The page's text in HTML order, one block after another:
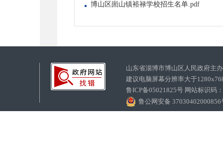
博山区崮山镇裕禄学校招生名单.pdf
山东省淄博市博山区人民政府
建议电脑屏幕分辨率大于
鲁ICP备05021825号 网站标识码
鲁公网安备 37030402000856